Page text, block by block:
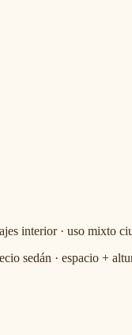
interior · uso mixto
sedán · espacio +